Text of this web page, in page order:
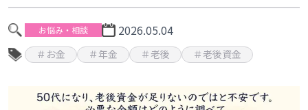
お悩み・相談 2026.05.04
＃お金 ＃年金 ＃老後 ＃老後資金